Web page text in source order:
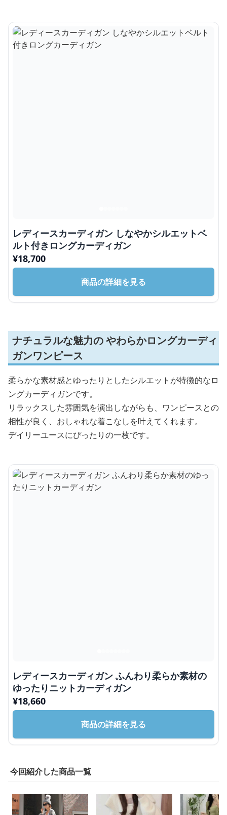
レディースカーディガン しなやかシルエットベ
ルト付きロングカーディガン
¥18,700
商品の詳細を見る
ナチュラルな魅力の やわらかロングカーディ
ガンワンピース
柔らかな素材感とゆったりとしたシルエットが特徴的なロ
ングカーディガンです。
リラックスした雰囲気を演出しながらも、ワンピースとの
相性が良く、おしゃれな着こなしを叶えてくれます。
デイリーユースにぴったりの一枚です。
レディースカーディガン ふんわり柔らか素材の
ゆったりニットカーディガン
¥18,660
商品の詳細を見る
今回紹介した商品一覧